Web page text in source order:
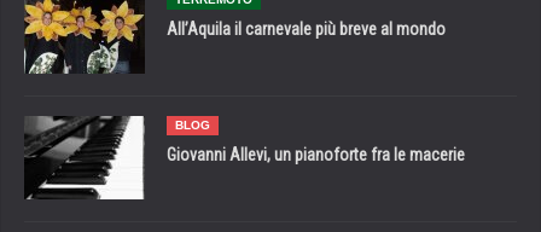
All’Aquila il carnevale più breve al mondo
BLOG
Giovanni Allevi, un pianoforte fra le macerie